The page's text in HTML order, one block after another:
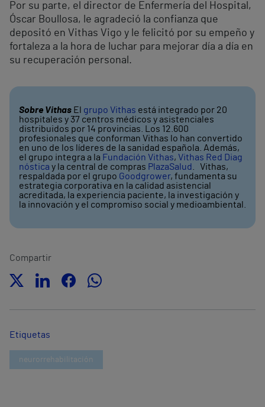
Por su parte, el director de Enfermería del Hospital,
Óscar Boullosa, le agradeció la confianza que
depositó en Vithas Vigo y le felicitó por su empeño y
fortaleza a la hora de luchar para mejorar día a día en
su recuperación personal.
Sobre Vithas El grupo Vithas está integrado por 20
hospitales y 37 centros médicos y asistenciales
distribuidos por 14 provincias. Los 12.600
profesionales que conforman Vithas lo han convertido
en uno de los líderes de la sanidad española. Además,
el grupo integra a la Fundación Vithas, Vithas Red Diag
nóstica y la central de compras PlazaSalud
. Vithas,
respaldada por el grupo Goodgrower, fundamenta su
estrategia corporativa en la calidad asistencial
acreditada, la experiencia paciente, la investigación y
la innovación y el compromiso social y medioambiental.
Compartir
Etiquetas
neurorrehabilitación